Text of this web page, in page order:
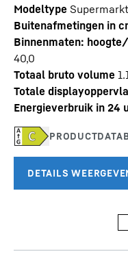
Modeltype
Buitenafmetingen in
Binnenmaten:
40,0
Totaal bruto volume
Totale
Energieverbruik in 24